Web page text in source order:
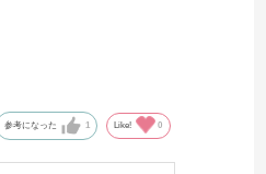
参考になった 1 Like! 0